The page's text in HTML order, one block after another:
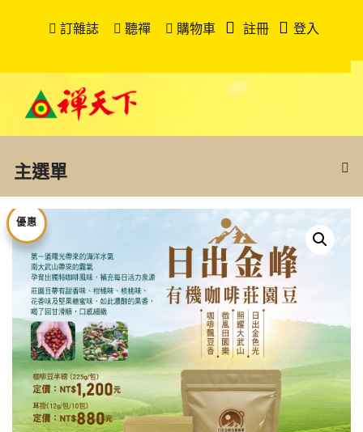
訂雜誌 聽禪 購物車 註冊 登入
主選單
優惠